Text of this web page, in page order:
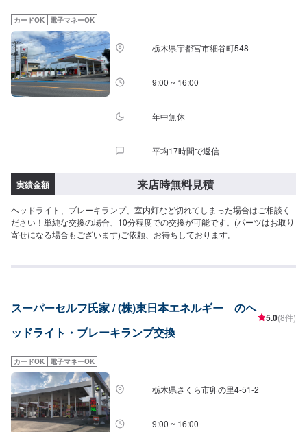
カードOK 電子マネーOK
栃木県宇都宮市細谷町548
9:00 ~ 16:00
年中無休
平均17時間で返信
実績金額 来店時無料見積
ヘッドライト、ブレーキランプ、室内灯など切れてしまった場合はご相談く
ださい！単純な交換の場合、10分程度での交換が可能です。(パーツはお取り
寄せになる場合もございます)ご依頼、お待ちしております。
スーパーセルフ氏家 / (株)東日本エネルギー のヘ
ッドライト・ブレーキランプ交換
5.0(8件)
カードOK 電子マネーOK
栃木県さくら市卯の里4-51-2
9:00 ~ 16:00